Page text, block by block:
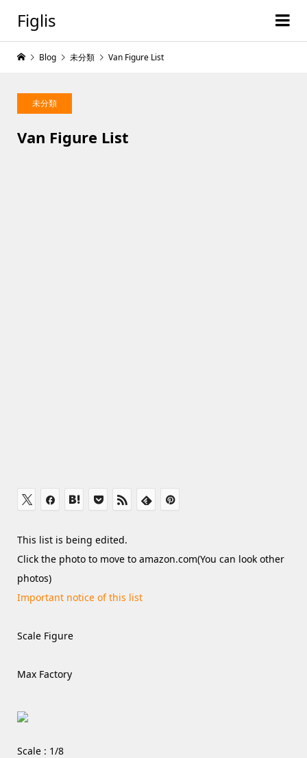
Figlis
未分類
Van Figure List
Blog 未分類 Van Figure List
This list is being edited.
Click the photo to move to amazon.com(You can look other
photos)
Important notice of this list
Scale Figure
Max Factory
Scale : 1/8